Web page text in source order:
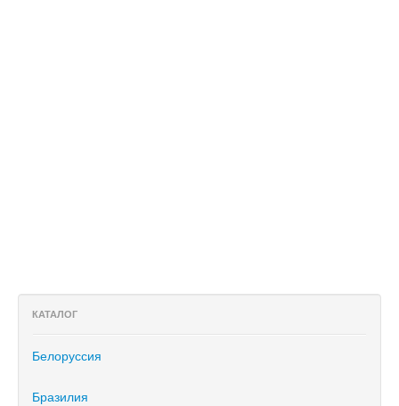
КАТАЛОГ
Белоруссия
Бразилия